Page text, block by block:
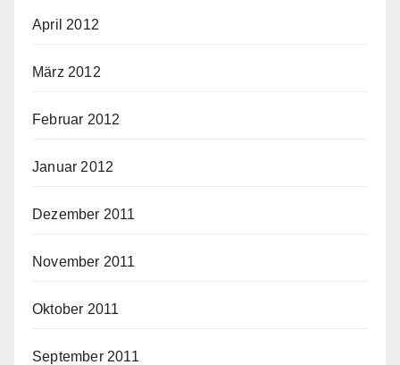
April 2012
März 2012
Februar 2012
Januar 2012
Dezember 2011
November 2011
Oktober 2011
September 2011